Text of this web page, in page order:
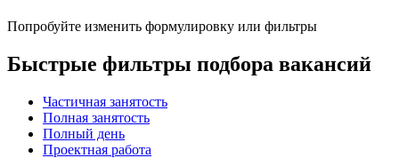
Попробуйте изменить формулировку или фильтры
Быстрые фильтры подбора вакансий
Частичная занятость
Полная занятость
Полный день
Проектная работа